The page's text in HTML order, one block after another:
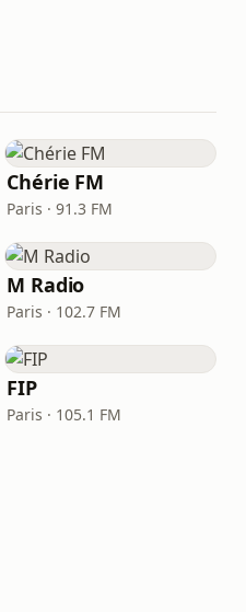
Chérie FM
Paris · 91.3 FM
M Radio
Paris · 102.7 FM
FIP
Paris · 105.1 FM